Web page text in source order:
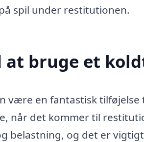
spil under restitutionen.
at bruge et
være en fantastisk
når det kommer til
belastning, og det er